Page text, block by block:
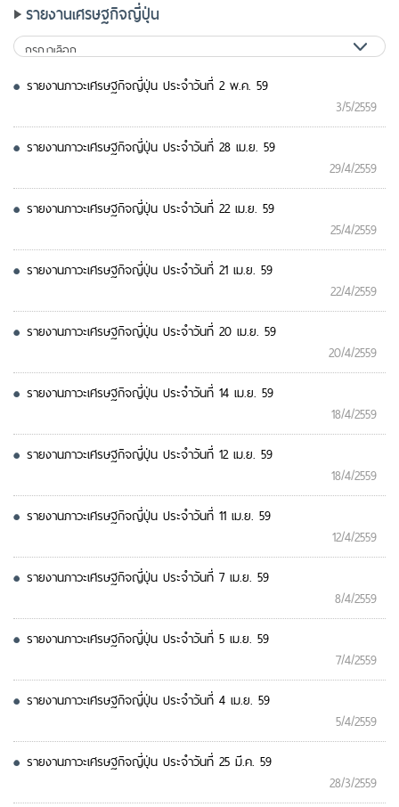
รายงานเศรษฐกิจญี่ปุ่น
รายงานภาวะเศรษฐกิจญี่ปุ่น ประจำวันที่ 2 พ.ค. 59
3/5/2559
รายงานภาวะเศรษฐกิจญี่ปุ่น ประจำวันที่ 28 เม.ย. 59
29/4/2559
รายงานภาวะเศรษฐกิจญี่ปุ่น ประจำวันที่ 22 เม.ย. 59
25/4/2559
รายงานภาวะเศรษฐกิจญี่ปุ่น ประจำวันที่ 21 เม.ย. 59
22/4/2559
รายงานภาวะเศรษฐกิจญี่ปุ่น ประจำวันที่ 20 เม.ย. 59
20/4/2559
รายงานภาวะเศรษฐกิจญี่ปุ่น ประจำวันที่ 14 เม.ย. 59
18/4/2559
รายงานภาวะเศรษฐกิจญี่ปุ่น ประจำวันที่ 12 เม.ย. 59
18/4/2559
รายงานภาวะเศรษฐกิจญี่ปุ่น ประจำวันที่ 11 เม.ย. 59
12/4/2559
รายงานภาวะเศรษฐกิจญี่ปุ่น ประจำวันที่ 7 เม.ย. 59
8/4/2559
รายงานภาวะเศรษฐกิจญี่ปุ่น ประจำวันที่ 5 เม.ย. 59
7/4/2559
รายงานภาวะเศรษฐกิจญี่ปุ่น ประจำวันที่ 4 เม.ย. 59
5/4/2559
รายงานภาวะเศรษฐกิจญี่ปุ่น ประจำวันที่ 25 มี.ค. 59
28/3/2559